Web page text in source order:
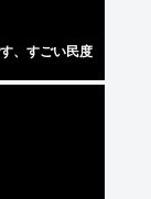
、すごい民度